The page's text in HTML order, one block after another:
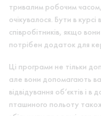
тривалим робочим
очікувалося. Бути в
співробітників, якщо
потрібен додаток для
Ці програми не тільки
але вони допомагають
відвідування об’єктів і
пташиного польоту